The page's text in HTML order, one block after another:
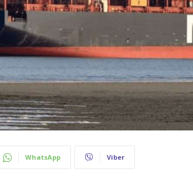
WhatsApp Viber